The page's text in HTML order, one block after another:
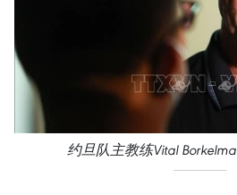
约旦队主教练Vital